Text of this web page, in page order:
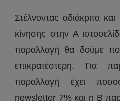
Στέλνοντας αδιάκριτα
κίνησης στην Α
παραλλαγή θα δούμε
επικρατέστερη. Για
παραλλαγή έχει
newsletter 7% και η Β